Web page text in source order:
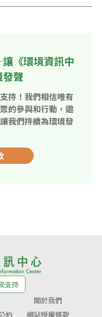
《環境資訊中
聲
持！我們相信唯有
的參與和行動，邀
我們持續為環境發
支持
關於我們
約 網站授權條款